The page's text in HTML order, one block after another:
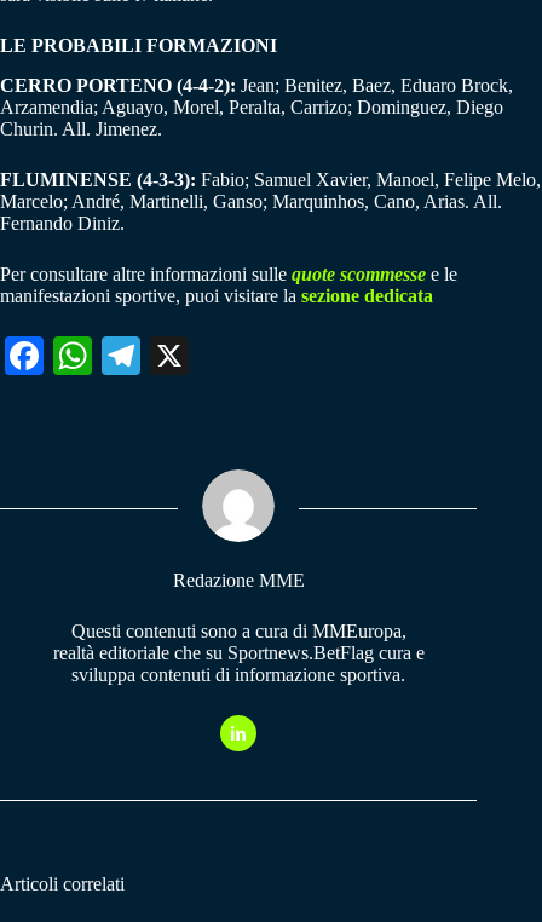
LE PROBABILI FORMAZIONI
CERRO PORTENO (4-4-2): Jean; Benitez, Baez, Eduaro Brock,
Arzamendia; Aguayo, Morel, Peralta, Carrizo; Dominguez, Diego
Churin. All. Jimenez.
FLUMINENSE (4-3-3): Fabio; Samuel Xavier, Manoel, Felipe Melo,
Marcelo; André, Martinelli, Ganso; Marquinhos, Cano, Arias. All.
Fernando Diniz.
Per consultare altre informazioni sulle quote scommesse e le
manifestazioni sportive, puoi visitare la sezione dedicata
Fa W
pp
Te
m
Redazione MME
Questi contenuti sono a cura di MMEuropa,
realtà editoriale che su Sportnews.BetFlag cura e
sviluppa contenuti di informazione sportiva.
Articoli correlati